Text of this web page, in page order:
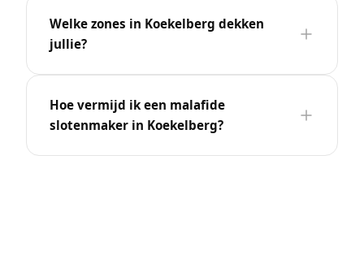
Welke zones in Koekelberg dekken
jullie?
Hoe vermijd ik een malafide
slotenmaker in Koekelberg?